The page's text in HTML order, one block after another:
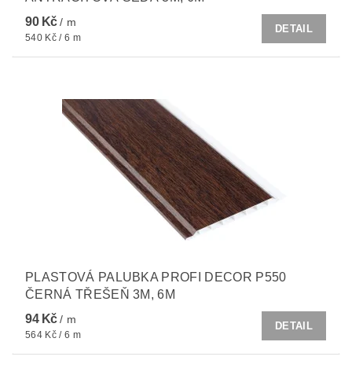
90 Kč/ m
540 Kč / 6 m
DETAIL
PLASTOVÁ PALUBKA PROFI DECOR P550
ČERNÁ TŘEŠEŇ 3M, 6M
94 Kč/ m
564 Kč / 6 m
DETAIL